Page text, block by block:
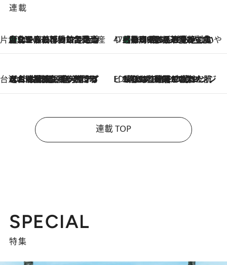
連載
片倉真理のときめく台湾土産
2026.8.5
台北からちょっと足を延ばして嘉義へ！ マジョリカタイルの博物館で見つけたレトロ可愛い台湾土産 47都道府県の手みやげ ひんやりスイーツで夏を満喫
2026.8.5
【静岡県】この夏絶対食べたい 冷やしておいしいおやつ3選 お茶香る生食感のふるふるゼリー
台湾ぶらぶら食べ歩き
2026.8.4
【台湾夏旅】買い物するなら“台湾の原宿”西門町へ！ お土産も自分用アイテムも揃うショッピングスポット8選 ビューティいいもの集め EDITORS' BEST
2026.8.3
“落とす”時間が“癒やし”に。THREEのクレンジングは、酷暑で疲れた肌も心も整えてくれる！
連載 TOP
SPECIAL
特集